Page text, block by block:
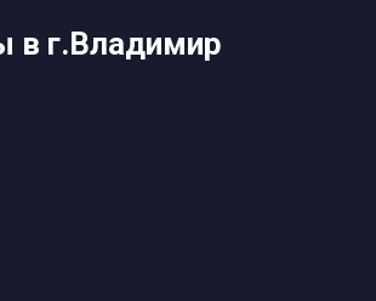
в г.Владимир